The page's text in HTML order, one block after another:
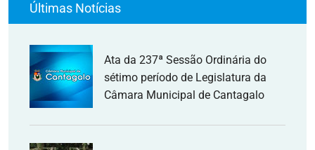
Últimas Notícias
Ata da 237ª Sessão Ordinária do
sétimo período de Legislatura da
Câmara Municipal de Cantagalo